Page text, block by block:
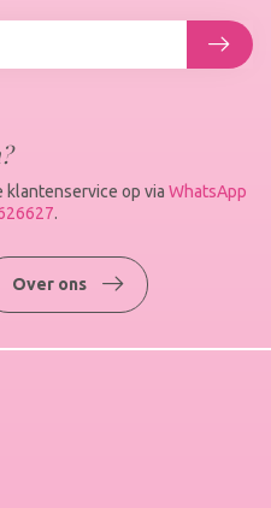
klantenservice op via WhatsApp
.
Over ons